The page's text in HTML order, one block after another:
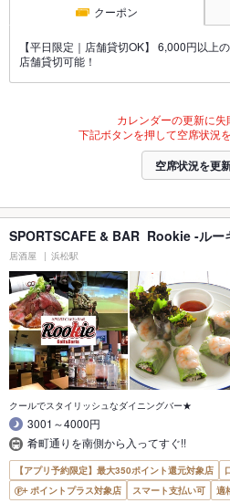
クーポン
【平日限定｜店舗貸切OK】 6,000円以上
店舗貸切可能！
カレンダーの更新に失
下記ボタンを押して空席状況
空席状況を更
SPORTSCAFE & BAR Rookie -ルー
居酒屋 浜松駅
クールでスタイリッシュなダイニングバー★
3001～4000円
肴町通りを南側から入ってすぐ!!
【アプリ予約限定】最大350ポイント還元対象店
ポイントプラス対象店
スマート支払い可 適